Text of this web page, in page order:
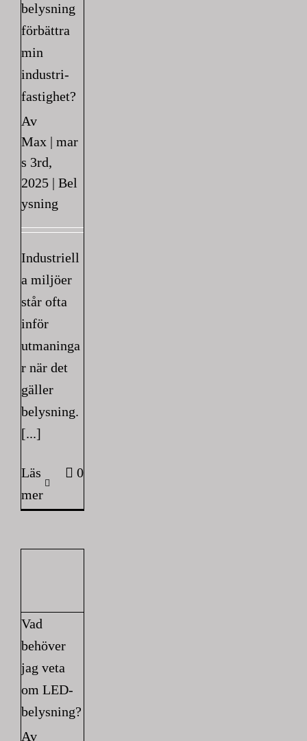
belysning
förbättra
min
industri-
fastighet?
Av
Max | mar
s 3rd,
2025 | Bel
ysning
Industriell
a miljöer
står ofta
inför
utmaninga
r när det
gäller
belysning.
[...]
Läs
mer
0
Vad
behöver
jag veta
om LED-
belysning?
Av